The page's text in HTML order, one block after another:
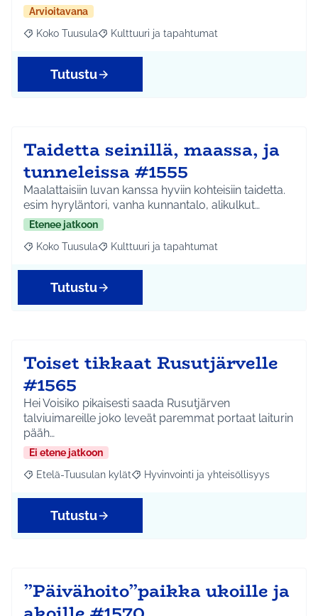
Arvioitavana
Rajaa tulokset aihepiirin mukaan: Koko Tuusula
Koko Tuusula Rajaa tulokset teeman mukaan: Kulttuuri ja
Kulttuuri ja tapahtumat
Tutustu
Taidetta seinillä, maassa, ja
tunneleissa #1555
Maalattaisiin luvan kanssa hyviin kohteisiin taidetta.
esim hyryläntori, vanha kunnantalo, alikulkut…
Etenee jatkoon
Rajaa tulokset aihepiirin mukaan: Koko Tuusula
Koko Tuusula Rajaa tulokset teeman mukaan: Kulttuuri ja
Kulttuuri ja tapahtumat
Tutustu
Toiset tikkaat Rusutjärvelle
#1565
Hei Voisiko pikaisesti saada Rusutjärven
talviuimareille joko leveät paremmat portaat laiturin
pääh…
Ei etene jatkoon
Rajaa tulokset aihepiirin mukaan: Etelä-Tuusulan kylät
Etelä-Tuusulan kylät Rajaa tulokset teeman mukaan:
Hyvinvointi ja yhteisöllisyys
Tutustu
”Päivähoito”paikka ukoille ja